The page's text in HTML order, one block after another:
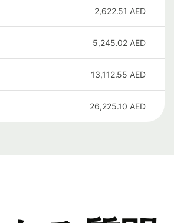
2,622.51 AED
5,245.02 AED
13,112.55 AED
26,225.10 AED